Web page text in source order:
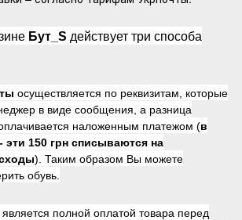
Бут_S действует три способа
осуществляется по реквизитам, которые
в виде сообщения, а разница
наложенным платежом (в
эти 150 грн списываются на
). Таким образом Вы можете
обувь.
является полной оплатой товара перед